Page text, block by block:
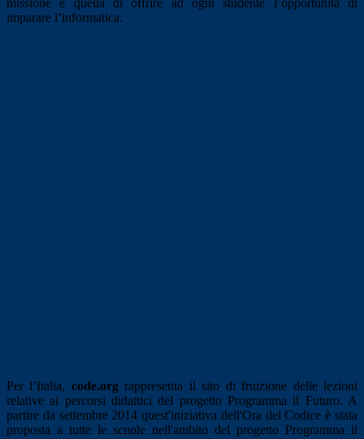
missione è quella di offrire ad ogni studente l’opportunità di
imparare l’informatica.
Per l’Italia, code.orgrappresenta il sito di fruizione delle lezioni
relative ai percorsi didattici del progetto Programma il Futuro. A
partire da settembre 2014 quest'iniziativa dell'Ora del Codice è stata
proposta a tutte le scuole nell'ambito del progetto Programma il